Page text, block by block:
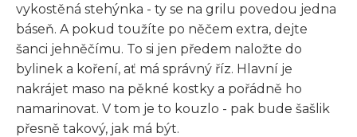
vykostěná stehýnka - ty se na grilu povedou jedna
báseň. A pokud toužíte po něčem extra, dejte
šanci jehněčímu. To si jen předem naložte do
bylinek a koření, ať má správný říz. Hlavní je
nakrájet maso na pěkné kostky a pořádně ho
namarinovat. V tom je to kouzlo - pak bude šašlik
přesně takový, jak má být.